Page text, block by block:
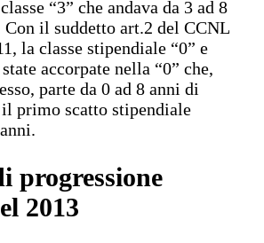
“3” che andava da 3 ad 8
il suddetto art.2 del CCNL
la classe stipendiale “0” e
accorpate nella “0” che,
parte da 0 ad 8 anni di
primo scatto stipendiale
progressione
2013